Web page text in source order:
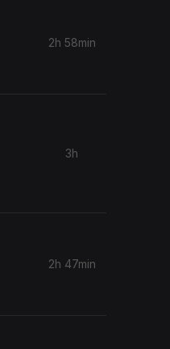
2h 58min
3h
2h 47min